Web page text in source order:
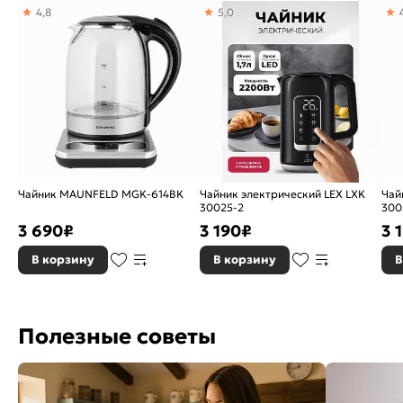
накипи
Гарантия:
36 мес
Страна производитель:
Китай
Чайник MAUNFELD MGK-614BK
4,8
3 690₽
В корзину
Чайник электрический LEX LXK
30025-2
5,0
3 190₽
В корзину
3
Полезные советы